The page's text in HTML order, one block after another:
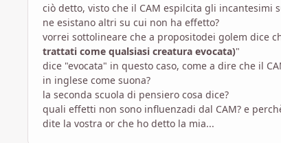
ciò detto, visto che il CAM espilcita gli
ne esistano altri su cui non ha effetto?
vorrei sottolineare che a propositodei golem dice
trattati come qualsiasi creatura evocata)"
dice "evocata" in questo caso, come a dire che il
in inglese come suona?
la seconda scuola di pensiero cosa dice?
quali effetti non sono influenzadi dal CAM? e
dite la vostra or che ho detto la mia...